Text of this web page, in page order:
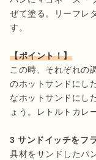
ぜて塗る。リーフレ
す。
【ポイント！】
この時、それぞれの
のホットサンドにし
なホットサンドにし
ょう。レトルトカレ
3 サンドイッチをフ
具材をサンドしたパ